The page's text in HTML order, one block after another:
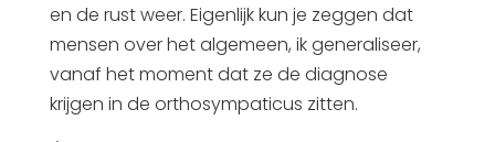
en de rust weer. Eigenlijk kun je zeggen dat
mensen over het algemeen, ik generaliseer,
vanaf het moment dat ze de diagnose
krijgen in de orthosympaticus zitten.